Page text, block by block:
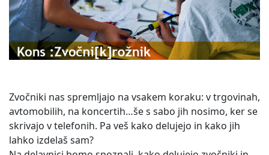
Zvočniki nas spremljajo na vsakem koraku: v trgovinah,
avtomobilih, na koncertih…še s sabo jih nosimo, ker se
skrivajo v telefonih. Pa veš kako delujejo in kako jih
lahko izdelaš sam?